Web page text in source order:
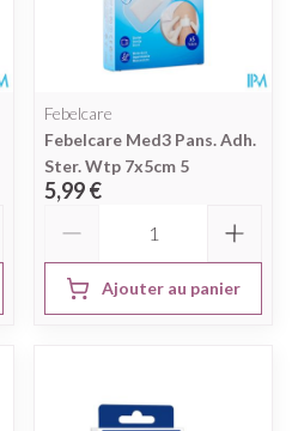
Febelcare
Febelcare Med3 Pans. Adh.
Ster. Wtp 7x5cm 5
5,99 €
Ajouter au panier